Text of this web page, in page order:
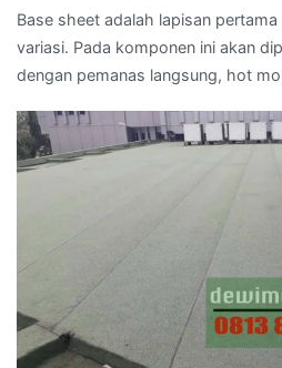
Base sheet adalah lapisan
variasi. Pada komponen ini akan
dengan pemanas langsung, hot